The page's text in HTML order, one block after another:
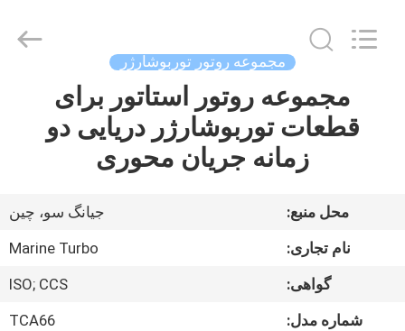
محصولات
دربارهی
کارخانه
Service.
مجموعه روتور توربوشارژر
مجموعه روتور استاتور برای
قطعات توربوشارژر دریایی دو
زمانه جریان محوری
محل منبع:
جیانگ سو، چین
نام تجاری:
Marine Turbo
گواهی:
ISO; CCS
شماره مدل:
TCA66